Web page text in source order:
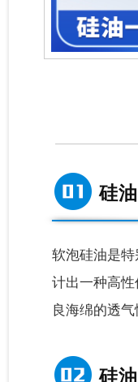
硅
软泡硅油是
计出一种高
良海绵的透气
硅